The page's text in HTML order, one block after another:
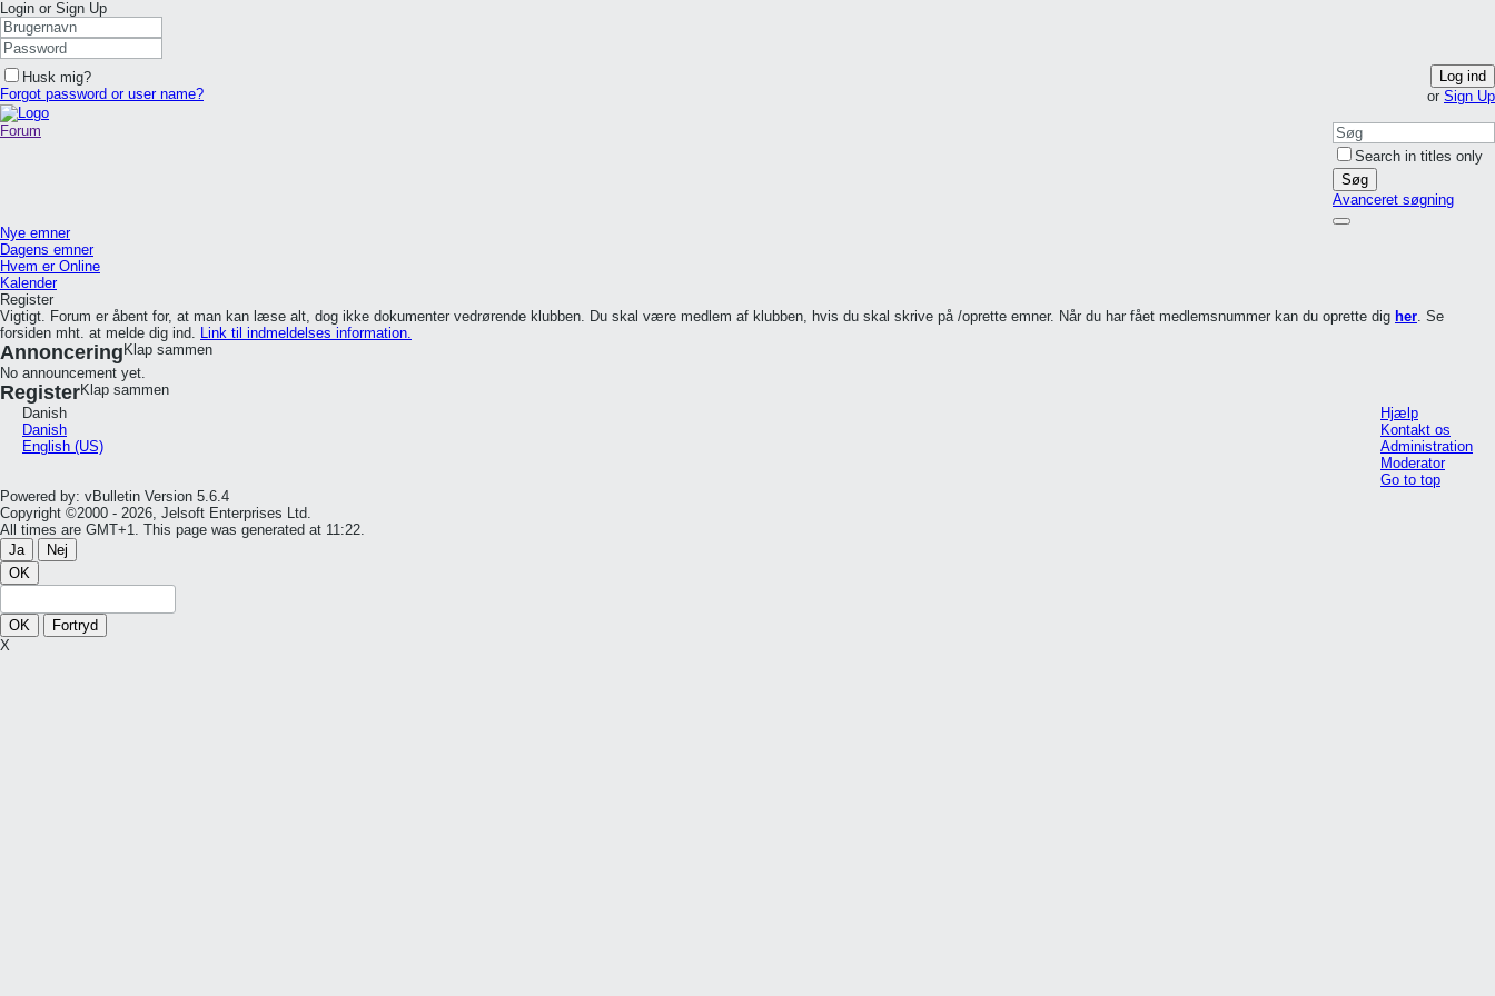
Login or Sign Up
Husk mig?
Log ind
Forgot password or user name?
or Sign Up
Search in titles only
Søg
Avanceret søgning
Forum
Nye emner
Dagens emner
Hvem er Online
Kalender
Register
Vigtigt. Forum er åbent for, at man kan læse alt, dog ikke dokumenter vedrørende klubben. Du skal være medlem af klubben, hvis du skal skrive på /oprette emner. Når du har fået medlemsnummer kan du oprette dig her. Se
forsiden mht. at melde dig ind. Link til indmeldelses information.
Annoncering Klap sammen
No announcement yet.
RegisterKlap sammen
Danish
Danish
English (US)
Hjælp
Kontakt os
Administration
Moderator
Go to top
Powered by: vBulletin Version 5.6.4
Copyright ©2000 - 2026, Jelsoft Enterprises Ltd.
All times are GMT+1. This page was generated at 11:22.
Ja
Nej
OK
OK
Fortryd
X